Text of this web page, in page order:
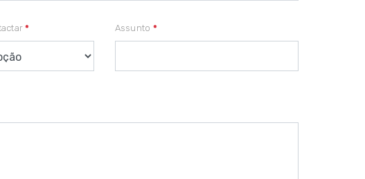
* Assunto *